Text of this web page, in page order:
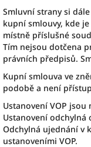
Smluvní strany si
kupní smlouvy, kde
místně příslušné
Tím nejsou dotčena
právních předpisů.
Kupní smlouva ve
podobě a není
Ustanovení VOP
Ustanovení odchylná
Odchylná ujednání v
ustanoveními VOP.